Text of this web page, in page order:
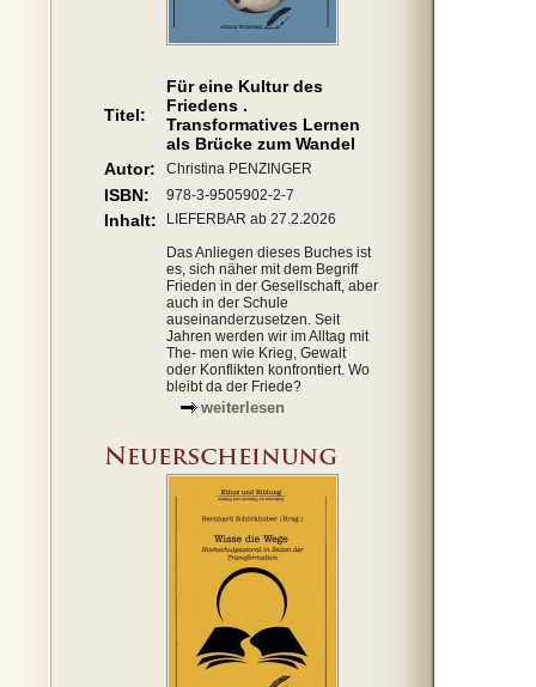
Titel:
Für eine Kultur des
Friedens .
Transformatives Lernen
als Brücke zum Wandel
Autor:
Christina PENZINGER
ISBN: 978-3-9505902-2-7
Inhalt:
LIEFERBAR ab 27.2.2026
Das Anliegen dieses Buches ist
es, sich näher mit dem Begriff
Frieden in der Gesellschaft, aber
auch in der Schule
auseinanderzusetzen. Seit
Jahren werden wir im Alltag mit
The- men wie Krieg, Gewalt
oder Konflikten konfrontiert. Wo
bleibt da der Friede?
weiterlesen